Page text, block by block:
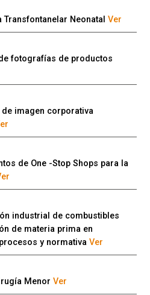
NeonatalVer
fotografías de productos
imagen corporativa
de One -Stop Shops para la
industrial de combustibles
de materia prima en
y normativaVer
MenorVer